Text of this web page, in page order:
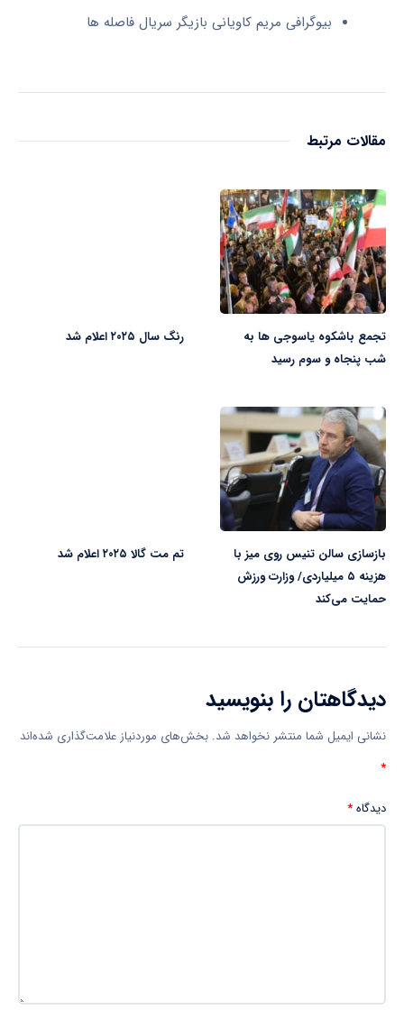
بیوگرافی مریم کاویانی بازیگر سریال فاصله ها
مقالات مرتبط
تجمع باشکوه یاسوجی ها به
شب پنجاه و سوم رسید
رنگ سال ۲۰۲۵ اعلام شد
بازسازی سالن تنیس روی میز با
هزینه ۵ میلیاردی/ وزارت ورزش
حمایت می‌کند
تم مت گالا ۲۰۲۵ اعلام شد
دیدگاهتان را بنویسید
نشانی ایمیل شما منتشر نخواهد شد. بخش‌های موردنیاز علامت‌گذاری شده‌اند
*
دیدگاه*